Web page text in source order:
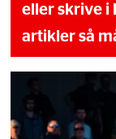
eller skrive i
artikler så